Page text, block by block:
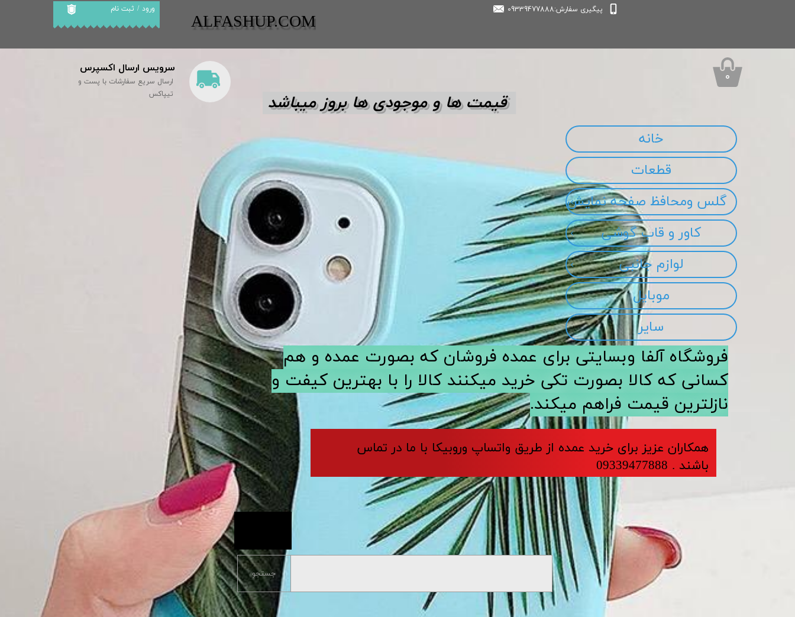
سرویس ارسال اکسپرس
ارسال سریع سفارشات با پست و
تیپاکس
پیگیری سفارش:09339477888 ورود / ثبت نام
حساب کاربری من
تغییر گذر واژه
سفارشات
​​ALFASHUP.COM
خانه
قطعات
گلس ومحافظ صفحه نمایش
کاور و قاب گوشی
لوازم جانبی
موبایل
سایر
۰
جستجو
​​فروشگاه آلفا وبسایتی برای عمده فروشان که بصورت عمده و هم
کسانی که کالا بصورت تکی خرید میکنند کالا را با بهترین کیفت و
نازلترین قیمت فراهم میکند.
​​​همکاران عزیز برای خرید عمده از طریق واتساپ وروبیکا با ما در تماس
باشند . 09339477888
قیمت ها و موجودی ها بروز میباشد